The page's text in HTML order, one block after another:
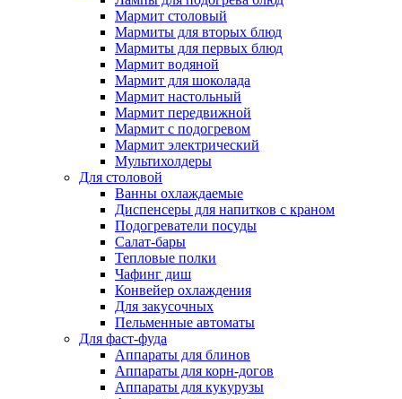
Мармит столовый
Мармиты для вторых блюд
Мармиты для первых блюд
Мармит водяной
Мармит для шоколада
Мармит настольный
Мармит передвижной
Мармит с подогревом
Мармит электрический
Мультихолдеры
Для столовой
Ванны охлаждаемые
Диспенсеры для напитков с краном
Подогреватели посуды
Салат-бары
Тепловые полки
Чафинг диш
Конвейер охлаждения
Для закусочных
Пельменные автоматы
Для фаст-фуда
Аппараты для блинов
Аппараты для корн-догов
Аппараты для кукурузы